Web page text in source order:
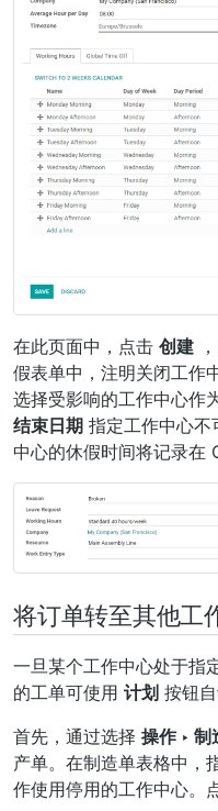
在此页面中，点击 创建
假表单中，注明关闭工作
选择受影响的工作中心作
结束日期 指定工作中心不
中心的休假时间将记录在
将订单转至其他工
一旦某个工作中心处于指
的工单可使用 计划 按钮
首先，通过选择 操作 ‣ 制
产单。在制造单表格中，
作使用停用的工作中心。